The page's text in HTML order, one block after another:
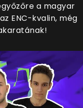
a magyar
ENC-kvalin, még